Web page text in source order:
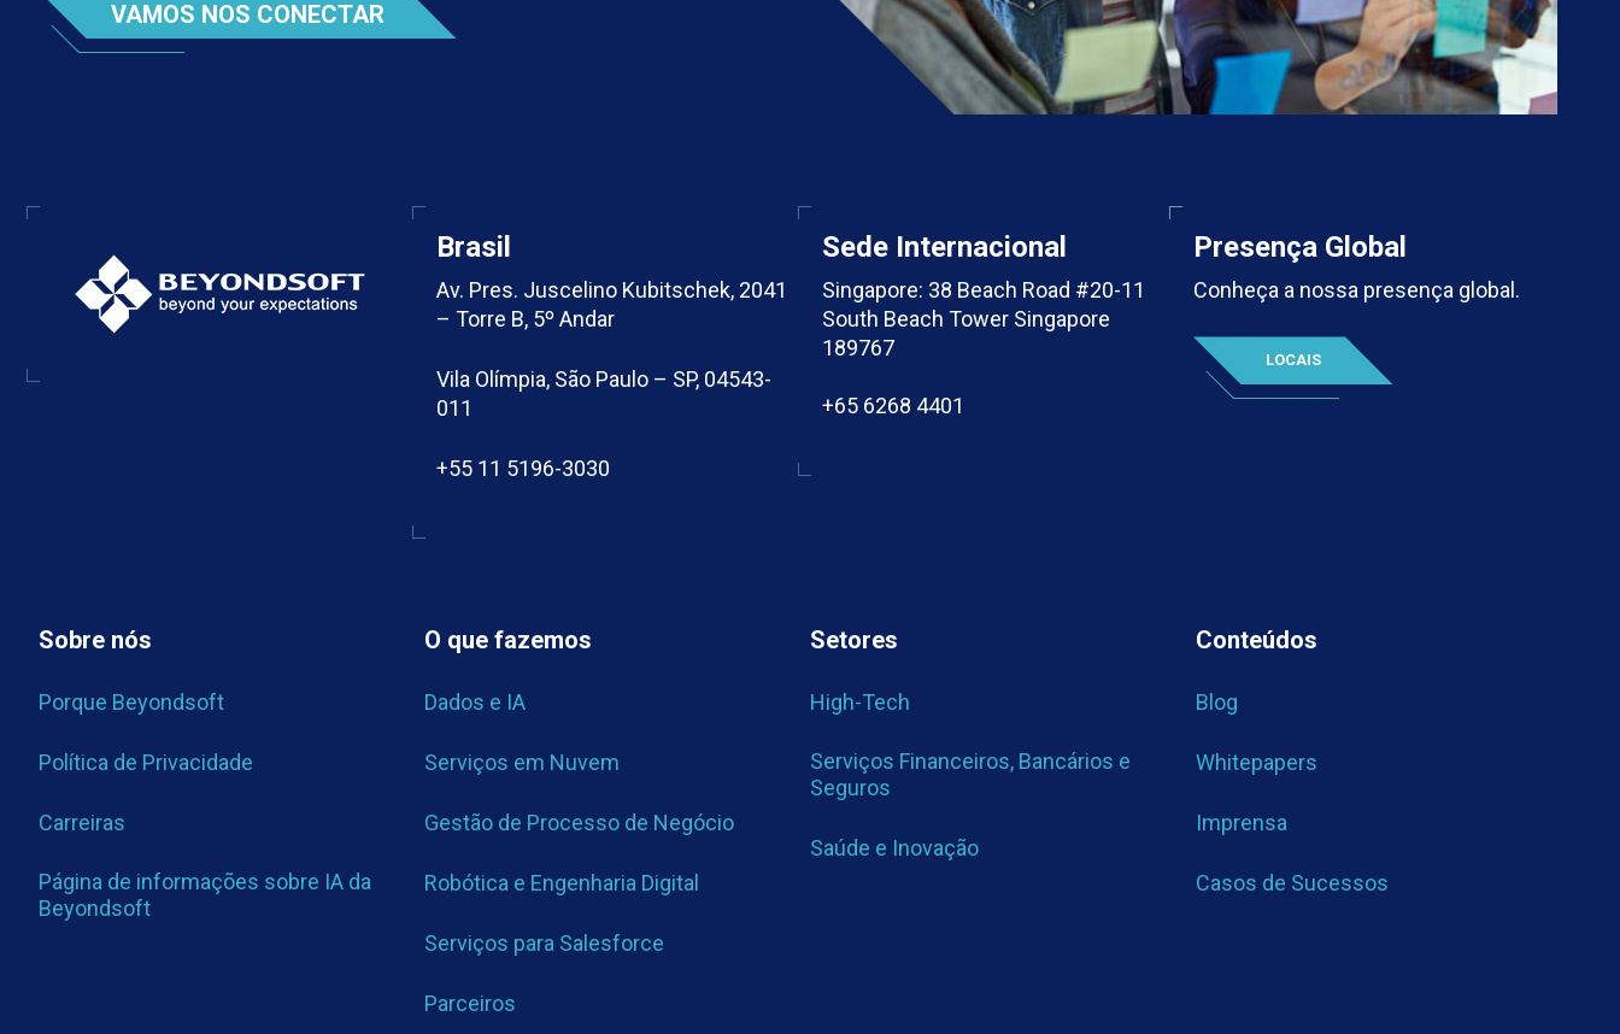
VAMOS NOS CONECTAR
Brasil
Av. Pres. Juscelino Kubitschek, 2041
– Torre B, 5º Andar
Vila Olímpia, São Paulo – SP, 04543-
011
+55 11 5196-3030
Sede Internacional
Singapore: 38 Beach Road #20-11
South Beach Tower Singapore
189767
+65 6268 4401
Presença Global
Conheça a nossa presença global.
LOCAIS
Sobre nós
Porque Beyondsoft
Política de Privacidade
Carreiras
Página de informações sobre IA da
Beyondsoft
O que fazemos
Dados e IA
Serviços em Nuvem
Gestão de Processo de Negócio
Robótica e Engenharia Digital
Serviços para Salesforce
Parceiros
Setores
High-Tech
Serviços Financeiros, Bancários e
Seguros
Saúde e Inovação
Conteúdos
Blog
Whitepapers
Imprensa
Casos de Sucessos